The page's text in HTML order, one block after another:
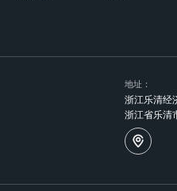
地址：
浙江乐清经
浙江省乐清